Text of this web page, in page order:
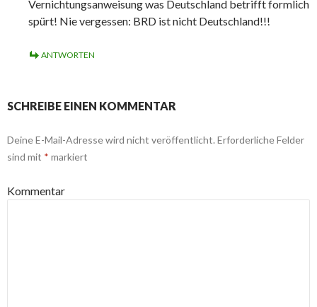
Vernichtungsanweisung was Deutschland betrifft formlich
spürt! Nie vergessen: BRD ist nicht Deutschland!!!
ANTWORTEN
SCHREIBE EINEN KOMMENTAR
Deine E-Mail-Adresse wird nicht veröffentlicht. Erforderliche Felder
sind mit * markiert
Kommentar